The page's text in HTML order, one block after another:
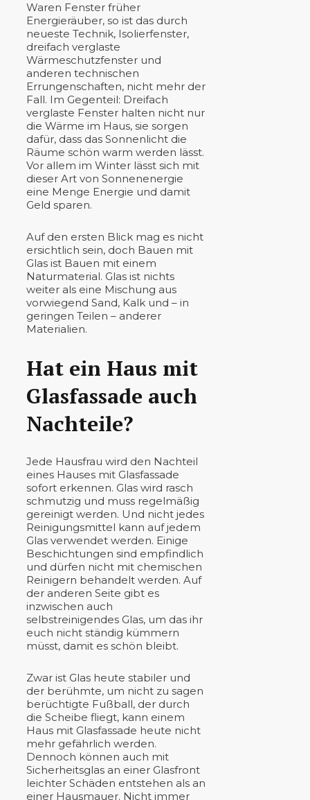
Waren Fenster früher
Energieräuber, so ist das durch
neueste Technik, Isolierfenster,
dreifach verglaste
Wärmeschutzfenster und
anderen technischen
Errungenschaften, nicht mehr der
Fall. Im Gegenteil: Dreifach
verglaste Fenster halten nicht nur
die Wärme im Haus, sie sorgen
dafür, dass das Sonnenlicht die
Räume schön warm werden lässt.
Vor allem im Winter lässt sich mit
dieser Art von Sonnenenergie
eine Menge Energie und damit
Geld sparen.
Auf den ersten Blick mag es nicht
ersichtlich sein, doch Bauen mit
Glas ist Bauen mit einem
Naturmaterial. Glas ist nichts
weiter als eine Mischung aus
vorwiegend Sand, Kalk und – in
geringen Teilen – anderer
Materialien.
Hat ein Haus mit
Glasfassade auch
Nachteile?
Jede Hausfrau wird den Nachteil
eines Hauses mit Glasfassade
sofort erkennen. Glas wird rasch
schmutzig und muss regelmäßig
gereinigt werden. Und nicht jedes
Reinigungsmittel kann auf jedem
Glas verwendet werden. Einige
Beschichtungen sind empfindlich
und dürfen nicht mit chemischen
Reinigern behandelt werden. Auf
der anderen Seite gibt es
inzwischen auch
selbstreinigendes Glas, um das ihr
euch nicht ständig kümmern
müsst, damit es schön bleibt.
Zwar ist Glas heute stabiler und
der berühmte, um nicht zu sagen
berüchtigte Fußball, der durch
die Scheibe fliegt, kann einem
Haus mit Glasfassade heute nicht
mehr gefährlich werden.
Dennoch können auch mit
Sicherheitsglas an einer Glasfront
leichter Schäden entstehen als an
einer Hausmauer. Nicht immer